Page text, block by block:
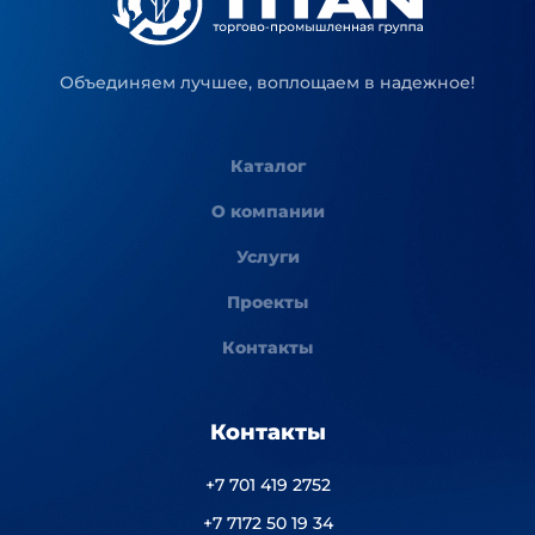
Объединяем лучшее, воплощаем в надежное!
Каталог
О компании
Услуги
Проекты
Контакты
Контакты
+7 701 419 2752
+7 7172 50 19 34